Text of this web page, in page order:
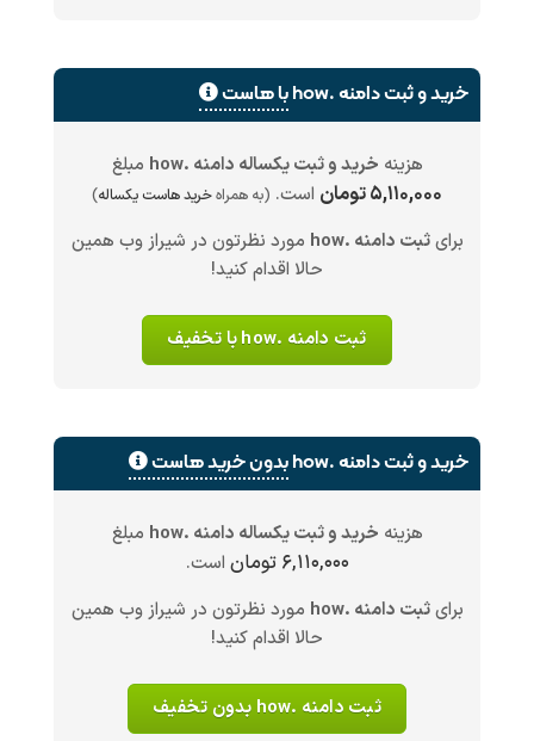
خرید و ثبت دامنه .how با هاست
هزینه خرید و ثبت یکساله دامنه .how مبلغ
۵,۱۱۰,۰۰۰ تومان است. (به همراهخرید هاست یکساله)
برایثبت دامنه .how
مورد نظرتون در شیراز وب همین
حالا اقدام کنید!
ثبت دامنه .how با تخفیف
خرید و ثبت دامنه .how بدون خرید هاست
هزینه خرید و ثبت یکساله دامنه .how مبلغ
۶,۱۱۰,۰۰۰ تومان
است.
برایثبت دامنه .how
مورد نظرتون در شیراز وب همین
حالا اقدام کنید!
ثبت دامنه .how بدون تخفیف